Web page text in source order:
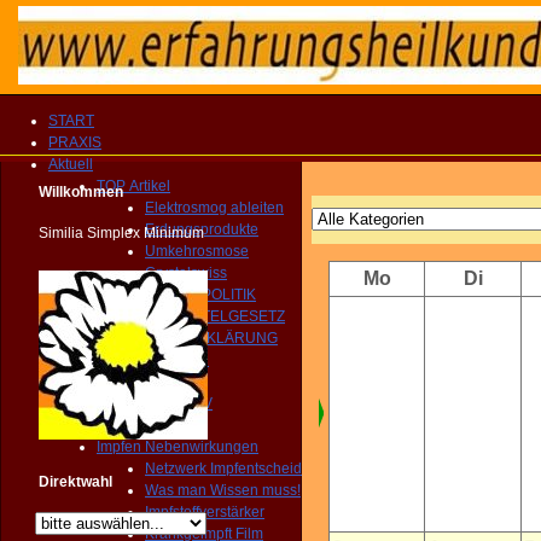
START
PRAXIS
Aktuell
TOP Artikel
Elektrosmog ableiten
Erdungsprodukte
Umkehrosmose
Crystalswiss
GESUNDHEITSPOLITIK
HEILMITTELGESETZ
IMPFAUFKLÄRUNG
YOUTUBE Kanal
IMPRESSIONEN
MEDIEN ARCHIV
Homöopathie TV
Impfen Nebenwirkungen
Netzwerk Impfentscheid
Was man Wissen muss!
Impfstoffverstärker
Krankgeimpft Film
Willkommen
Similia Simplex Minimum
Direktwahl
Mo Di